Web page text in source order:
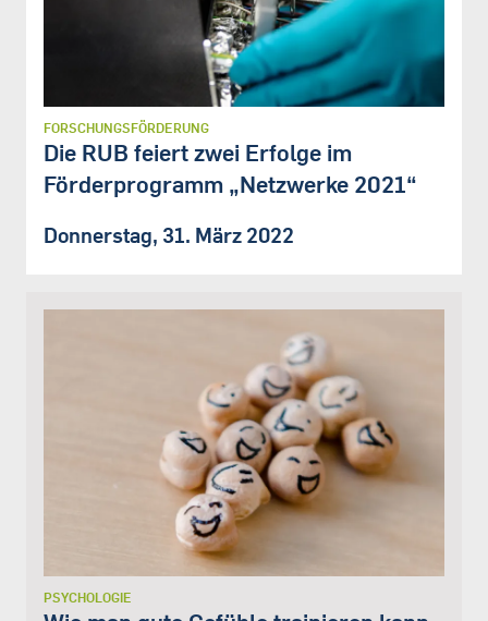
FORSCHUNGSFÖRDERUNG
Die RUB feiert zwei Erfolge im
Förderprogramm „Netzwerke 2021“
Donnerstag, 31. März 2022
PSYCHOLOGIE